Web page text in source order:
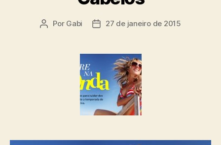
Autor
Por Gabi
Data27 de janeiro de 2015